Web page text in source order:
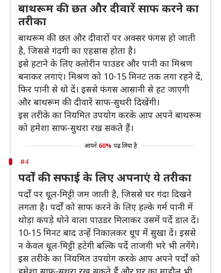
बाथरूम की छत और दीवारें साफ करने का
तरीका
बाथरूम की छत और दीवारों पर अक्सर फंगस हो जाती
है, जिससे गंदगी का एहसास होता है।
इसे हटाने के लिए क्लोरीन पाउडर और पानी का मिश्रण
बनाकर लगाएं। मिश्रण को 10-15 मिनट तक लगा रहने दें,
फिर पानी से धो दें। इससे फंगस आसानी से हट जाएगी
और बाथरूम की दीवारें साफ-सुथरी दिखेंगी।
इस तरीके का नियमित उपयोग करके आप अपने बाथरूम
को हमेशा साफ-सुथरा रख सकते हैं।
आपने 60% पढ़ लिया है
#4
पर्दों की सफाई के लिए अपनाएं ये तरीका
पर्दों पर धूल-मिट्टी जम जाती है, जिससे घर गंदा दिखने
लगता है। पर्दों को साफ करने के लिए हल्के गर्म पानी में
थोड़ा कपड़े धोने वाला पाउडर मिलाकर उसमें पर्दे डाल दें।
10-15 मिनट बाद उन्हें निकालकर धूप में सुखा दें। इससे
न केवल धूल-मिट्टी हटेगी बल्कि पर्दे ताजगी भरे भी लगेंगे।
इस तरीके का नियमित उपयोग करके आप अपने पर्दों को